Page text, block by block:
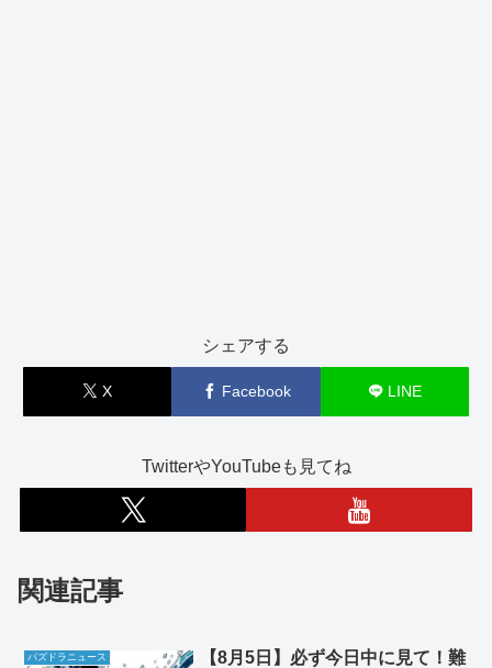
シェアする
X Facebook LINE
TwitterやYouTubeも見てね
関連記事
パズドラニュース
【8月5日】必ず今日中に見て！難